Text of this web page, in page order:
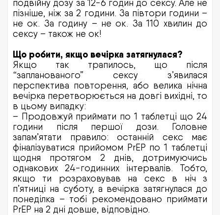
подвійну дозу за 12-6 годин до сексу. Але не
пізніше, ніж за 2 години. За півтори години –
не ок. За годину – не ок. За 110 хвилин до
сексу – також не ок!
Що робити, якщо вечірка затягнулася?
Якщо так трапилось, що після
“запланованого” сексу з’явилася
перспектива повторення, або велика нічна
вечірка перетворюється на довгі вихідні, то
в цьому випадку:
– Продовжуй приймати по 1 таблетці що 24
години після першої дози. Головне
запам’ятати правило: останній секс має
фіналізуватися прийомом PrEP по 1 таблетці
щодня протягом 2 днів, дотримуючись
однакових 24-годинних інтервалів. Тобто,
якщо ти розраховував на секс в ніч з
п’ятниці на суботу, а вечірка затягнулася до
понеділка – тобі рекомендовано приймати
PrEP на 2 дні довше, відповідно.